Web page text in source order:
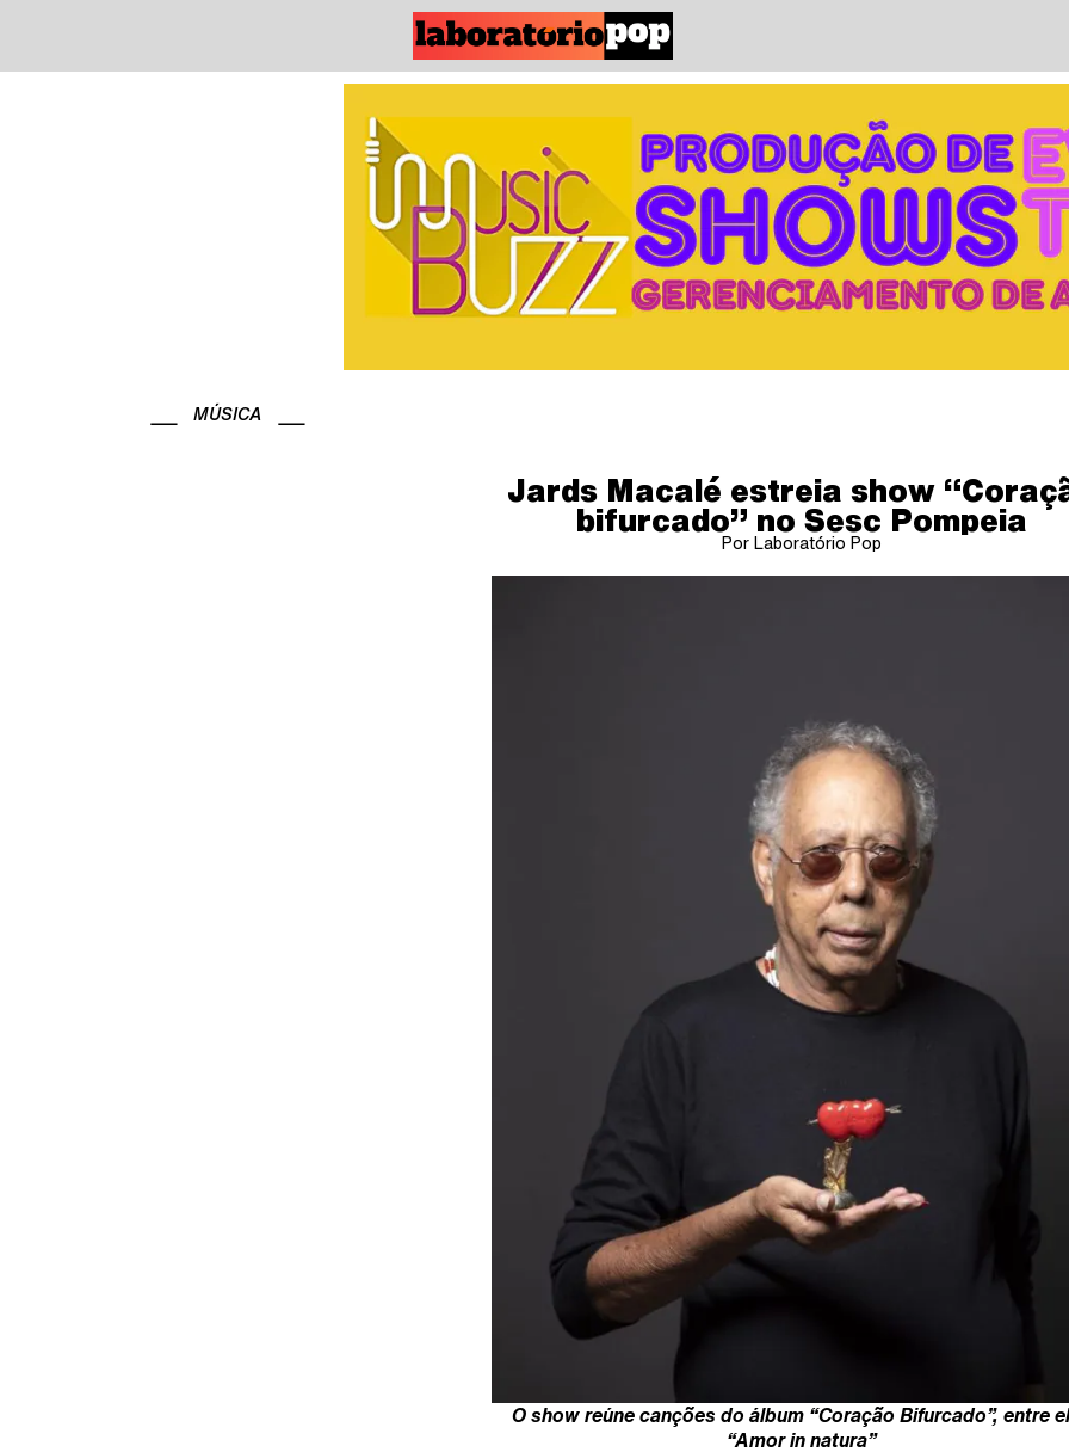
MÚSICA
Jards Macalé estreia show
bifurcado” no Sesc Pompeia
Por Laboratório Pop
O show reúne canções do álbum “Coração Bifurcado”, entre
“Amor in natura”